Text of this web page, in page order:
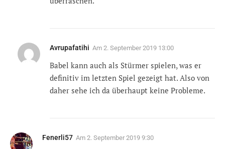
Avrupafatihi Am 2. September 2019 13:00
Babel kann auch als Stürmer spielen, was er
definitiv im letzten Spiel gezeigt hat. Also von
daher sehe ich da überhaupt keine Probleme.
Fenerli57 Am 2. September 2019 9:30